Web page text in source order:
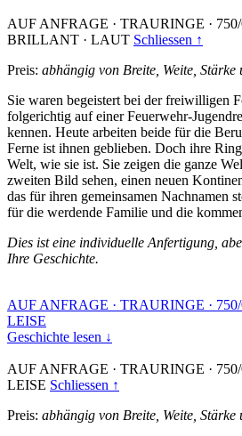
AUF ANFRAGE · TRAURINGE ·
BRILLANT · LAUT Schliessen ↑
Preis: abhängig von Breite, Weite, Stärke
Sie waren begeistert bei der freiwilligen
folgerichtig auf einer Feuerwehr-
kennen. Heute arbeiten beide für die
Ferne ist ihnen geblieben. Doch ihre
Welt, wie sie ist. Sie zeigen die ganze
zweiten Bild sehen, einen neuen
das für ihren gemeinsamen Nachnamen
für die werdende Familie und die
Dies ist eine individuelle Anfertigung,
Ihre Geschichte.
AUF ANFRAGE · TRAURINGE ·
LEISE
Geschichte lesen ↓
AUF ANFRAGE · TRAURINGE ·
LEISE Schliessen ↑
Preis: abhängig von Breite, Weite, Stärke